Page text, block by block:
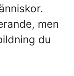
men
du